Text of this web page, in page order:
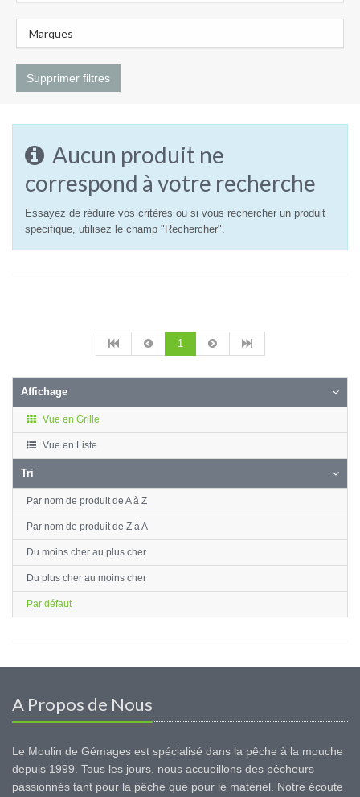
Marques
Supprimer filtres
Aucun produit ne
correspond à votre recherche
Essayez de réduire vos critères ou si vous rechercher un produit
spécifique, utilisez le champ "Rechercher".
1
Affichage
Vue en Grille
Vue en Liste
Tri
Par nom de produit de A à Z
Par nom de produit de Z à A
Du moins cher au plus cher
Du plus cher au moins cher
Par défaut
A Propos de Nous
Le Moulin de Gémages est spécialisé dans la pêche à la mouche
depuis 1999. Tous les jours, nous accueillons des pêcheurs
passionnés tant pour la pêche que pour le matériel. Notre écoute